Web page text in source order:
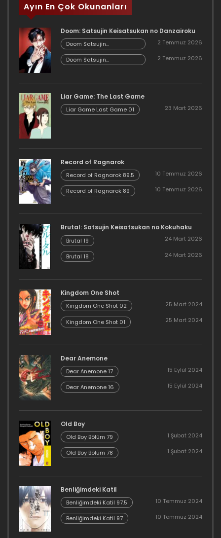
Ayın En Çok Okunanları
Doom: Satsujin Keisatsukan no Danzairoku
Doom Satsujin
Keisatsukan no
Danzairoku 06.02
2 Temmuz 2026
Doom Satsujin
Keisatsukan no
2 Temmuz 2026
Liar Game: The Last Game
Liar Game Last Game 01 23 Mart 2026
Record of Ragnarok
Record of Ragnarok 89.5 10 Temmuz 2026
Record of Ragnarok 89 10 Temmuz 2026
Brutal: Satsujin Keisatsukan no Kokuhaku
Brutal 19 24 Mart 2026
Brutal 18 24 Mart 2026
Kingdom One Shot
Kingdom One Shot 02 25 Mart 2024
Kingdom One Shot 01 25 Mart 2024
Dear Anemone
Dear Anemone 17 15 Eylül 2024
Dear Anemone 16 15 Eylül 2024
Old Boy
Old Boy Bölüm 79 1 Şubat 2024
Old Boy Bölüm 78 1 Şubat 2024
Benliğimdeki Katil
Benliğimdeki Katil 97.5 10 Temmuz 2024
Benliğimdeki Katil 97 10 Temmuz 2024